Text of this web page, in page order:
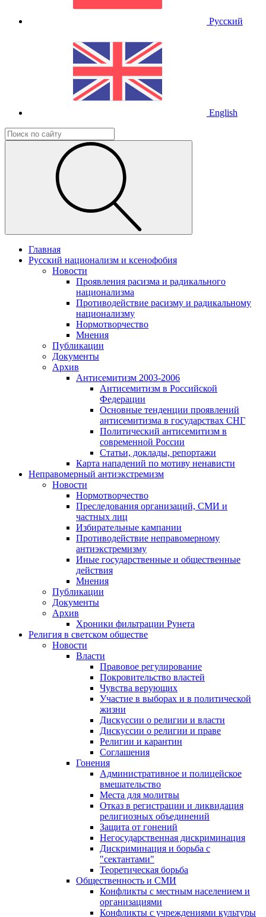
Русский
English
Главная
Русский национализм и ксенофобия
Новости
Проявления расизма и радикального
национализма
Противодействие расизму и радикальному
национализму
Нормотворчество
Мнения
Публикации
Документы
Архив
Антисемитизм 2003-2006
Антисемитизм в Российской
Федерации
Основные тенденции проявлений
антисемитизма в государствах СНГ
Политический антисемитизм в
современной России
Статьи, доклады, репортажи
Карта нападений по мотиву ненависти
Неправомерный антиэкстремизм
Новости
Нормотворчество
Преследования организаций, СМИ и
частных лиц
Избирательные кампании
Противодействие неправомерному
антиэкстремизму
Иные государственные и общественные
действия
Мнения
Публикации
Документы
Архив
Хроники фильтрации Рунета
Религия в светском обществе
Новости
Власти
Правовое регулирование
Покровительство властей
Чувства верующих
Участие в выборах и в политической
жизни
Дискуссии о религии и власти
Дискуссии о религии и праве
Религии и карантин
Соглашения
Гонения
Административное и полицейское
вмешательство
Места для молитвы
Отказ в регистрации и ликвидация
религиозных объединений
Защита от гонений
Негосударственная дискриминация
Дискриминация и борьба с
"сектантами"
Теоретическая борьба
Общественность и СМИ
Конфликты с местным населением и
организациями
Конфликты с учреждениями культуры